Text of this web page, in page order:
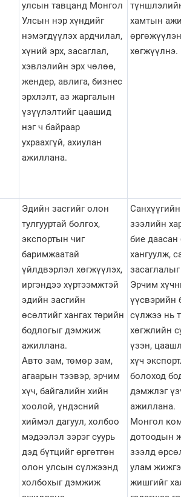
улсын тавцанд Монгол
Улсын нэр хүндийг
нэмэгдүүлэх ардчилал,
хүний эрх, засаглал,
хэвлэлийн эрх чөлөө,
жендер, авлига, бизнес
эрхлэлт, аз жаргалын
үзүүлэлтийг цаашид
нэг ч байраар
ухраахгүй, ахиулан
ажиллана.
хамтын
өргөжүүлэн
хөгжүүлнэ.
Эдийн засгийг олон
тулгууртай болгох,
экспортын чиг
баримжаатай
үйлдвэрлэл хөгжүүлэх,
иргэндээ хүртээмжтэй
эдийн засгийн
өсөлтийг хангах төрийн
бодлогыг дэмжиж
ажиллана.
Авто зам, төмөр зам,
агаарын тээвэр, эрчим
хүч, байгалийн хийн
хоолой, үндэсний
хиймэл дагуул, холбоо
мэдээлэл зэрэг суурь
дэд бүтцийг өргөтгөн
олон улсын сүлжээнд
холбохыг дэмжиж
зээлийн
бие
хангуулж,
Эрчим
үүсвэрийн
сүлжээ нь
хөгжлийн
үзэн,
хүч
болоход
дэмжлэг
ажиллана.
Монгол
дотоодын
зээлд
улам
жишгийг